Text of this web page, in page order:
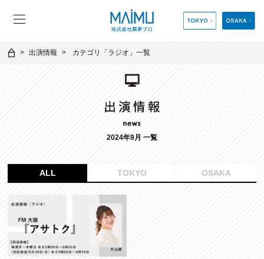
出演情報 カテゴリ「 ラジオ 」一覧
2024年9月 一覧
ALL TOKYO OSAKA